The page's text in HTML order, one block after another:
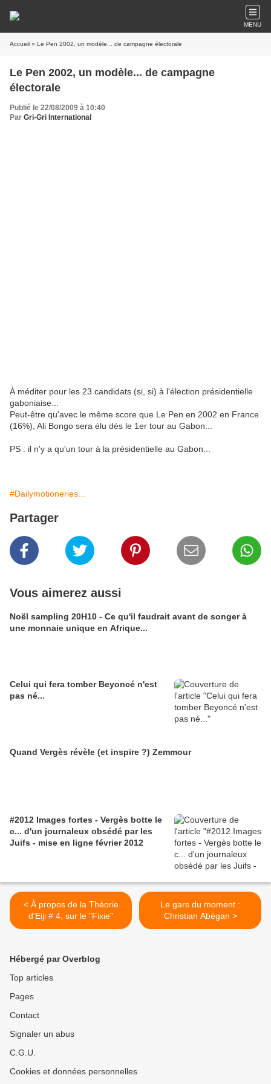
MENU
Accueil » Le Pen 2002, un modèle... de campagne électorale
Le Pen 2002, un modèle... de campagne
électorale
Publié le 22/08/2009 à 10:40
Par Gri-Gri International
À méditer pour les 23 candidats (si, si) à l'élection présidentielle
gaboniaise...
Peut-être qu'avec le même score que Le Pen en 2002 en France
(16%), Ali Bongo sera élu dès le 1er tour au Gabon...
PS : il n'y a qu'un tour à la présidentielle au Gabon...
#Dailymotioneries...
Partager
Vous aimerez aussi
Noël sampling 20H10 - Ce qu'il faudrait avant de songer à
une monnaie unique en Afrique...
Celui qui fera tomber Beyoncé n'est
pas né...
Quand Vergès révèle (et inspire ?) Zemmour
#2012 Images fortes - Vergès botte le
c... d'un journaleux obsédé par les
Juifs - mise en ligne février 2012
< À propos de la Théorie
d'Eiji # 4, sur le "Fixie"
Le gars du moment :
Christian Abégan >
Hébergé par Overblog
Top articles
Pages
Contact
Signaler un abus
C.G.U.
Cookies et données personnelles